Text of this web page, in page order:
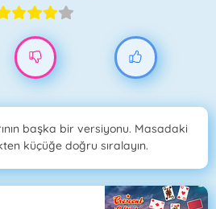
başka bir versiyonu. Masadaki
küçüğe doğru sıralayın.